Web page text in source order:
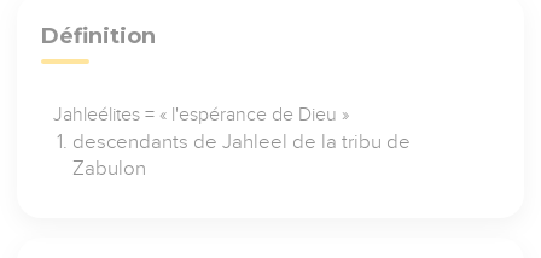
Définition
Jahleélites = « l'espérance de Dieu »
descendants de Jahleel de la tribu de
Zabulon